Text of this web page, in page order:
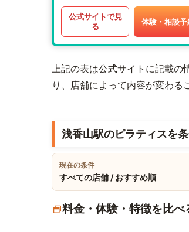
公式サイトで見
る
体験・相談予
上記の表は公式サイトに記載の
り、店舗によって内容が変わる
浅香山駅のピラティスを
現在の条件
すべての店舗 / おすすめ順
料金・体験・特徴を比べ